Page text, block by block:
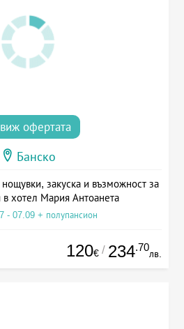
виж офертата
Банско
закуска и възможност за
в хотел Мария Антоанета
- 07.09 + полупансион
120€ / 234.70
лв.